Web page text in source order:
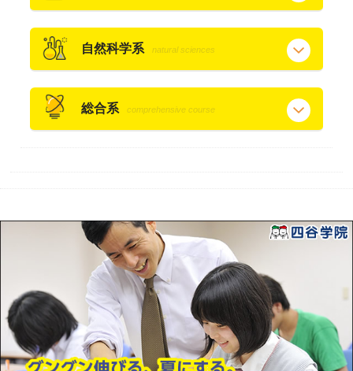
自然科学系 natural sciences
総合系 comprehensive course